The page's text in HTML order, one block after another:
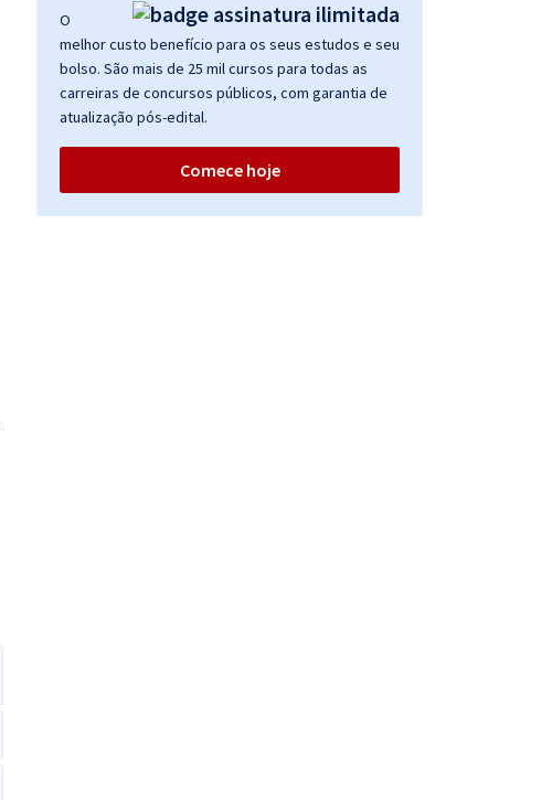
O
melhor custo benefício para os seus estudos e seu
bolso. São mais de 25 mil cursos para todas as
carreiras de concursos públicos, com garantia de
atualização pós-edital.
Comece hoje